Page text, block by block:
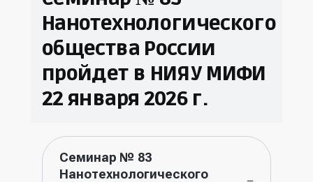
Нанотехнологического
общества России
пройдет в НИЯУ МИФИ
22 января 2026 г.
Семинар № 83
Нанотехнологического